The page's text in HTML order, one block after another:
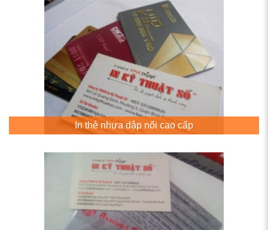
In thẻ nhựa dập nổi cao cấp